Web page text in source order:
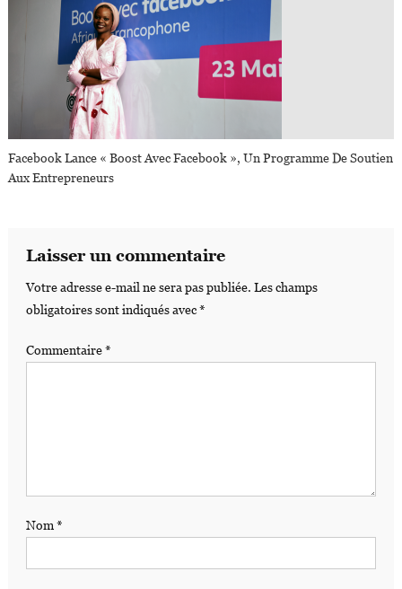
Facebook Lance « Boost Avec Facebook », Un Programme De Soutien
Aux Entrepreneurs
Laisser un commentaire
Votre adresse e-mail ne sera pas publiée. Les champs
obligatoires sont indiqués avec*
Commentaire*
Nom*